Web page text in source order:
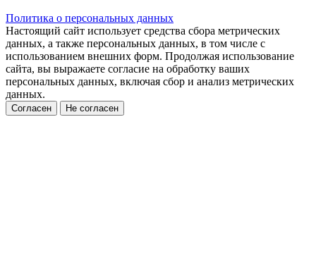
Политика о персональных данных
Настоящий сайт использует средства сбора метрических
данных, а также персональных данных, в том числе с
использованием внешних форм. Продолжая использование
сайта, вы выражаете согласие на обработку ваших
персональных данных, включая сбор и анализ метрических
данных.
Согласен Не согласен